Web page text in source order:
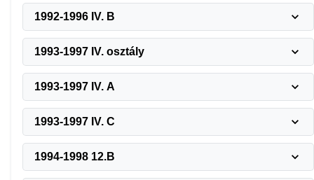
1992-1996 IV. B
1993-1997 IV. osztály
1993-1997 IV. A
1993-1997 IV. C
1994-1998 12.B